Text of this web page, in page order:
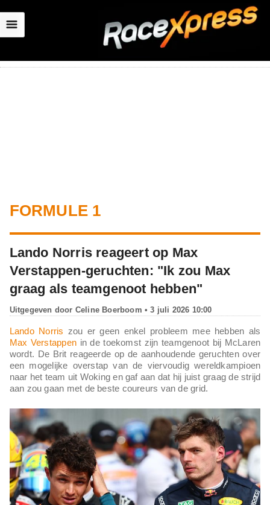
☰
FORMULE 1
Lando Norris reageert op Max
Verstappen-geruchten: "Ik zou Max
graag als teamgenoot hebben"
Uitgegeven door Celine Boerboom • 3 juli 2026 10:00
Lando Norris zou er geen enkel probleem mee hebben als
Max Verstappen in de toekomst zijn teamgenoot bij McLaren
wordt. De Brit reageerde op de aanhoudende geruchten over
een mogelijke overstap van de viervoudig wereldkampioen
naar het team uit Woking en gaf aan dat hij juist graag de strijd
aan zou gaan met de beste coureurs van de grid.